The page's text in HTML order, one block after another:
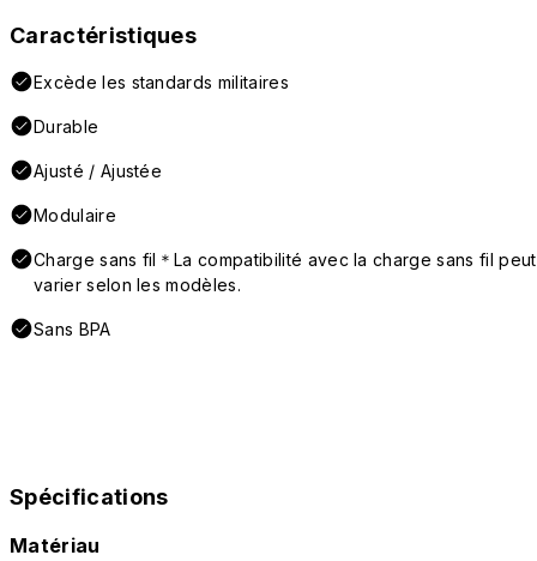
Caractéristiques
Excède les standards militaires
Durable
Ajusté / Ajustée
Modulaire
Charge sans fil＊La compatibilité avec la charge sans fil peut
varier selon les modèles.
Sans BPA
Spécifications
Matériau